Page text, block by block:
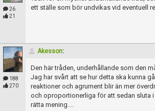
26
21
ett ställe som bör undvikas vid eventuell
188
270
Akesson:
Den här tråden, underhållande som den
Jag har svårt att se hur detta ska kunna
reaktioner och agrument blir än mer
och oproportionerliga för att sedan sluta
rätta mening....